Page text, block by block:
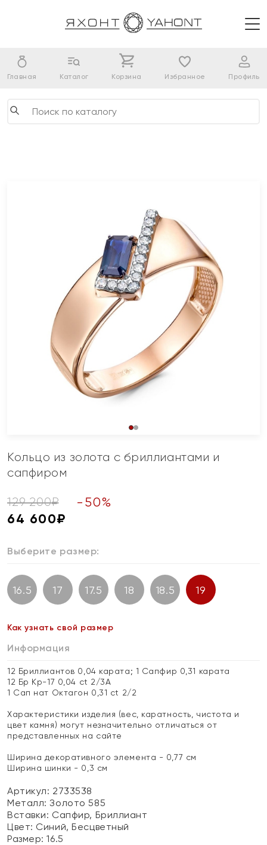
Главная Каталог Корзина Избранное Профиль
Кольцо из золота с бриллиантами и
сапфиром
129 200₽ - 50%
64 600₽
Выберите размер:
16.5 17 17.5 18 18.5 19
Как узнать свой размер
Информация
12 Бриллиантов 0,04 карата; 1 Сапфир 0,31 карата
12 Бр Кр-17 0,04 ct 2/3А
1 Сап нат Октагон 0,31 ct 2/2
Характеристики изделия (вес, каратность, чистота и
цвет камня) могут незначительно отличаться от
представленных на сайте
Ширина декоративного элемента - 0,77 см
Ширина шинки - 0,3 см
Артикул: 2733538
Металл:Золото 585
Вставки: Сапфир, Бриллиант
Цвет: Синий, Бесцветный
Размер:16.5